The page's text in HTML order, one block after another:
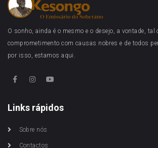
O sonho, ainda é o mesmo e o desejo, a vontade, tal
comprometimento com causas nobres e de todos
por isso, estamos aqui.
Links rápidos
Sobre nós
Contactos